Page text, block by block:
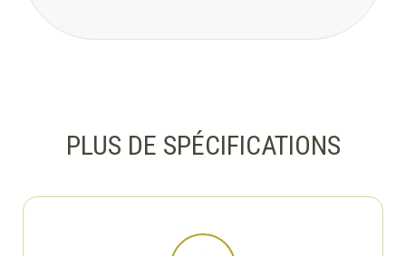
PLUS DE SPÉCIFICATIONS